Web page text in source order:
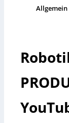
Allgemein